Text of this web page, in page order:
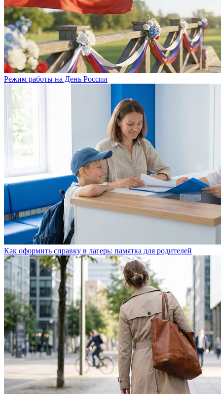
Режим работы на День России
Как оформить справку в лагерь: памятка для родителей